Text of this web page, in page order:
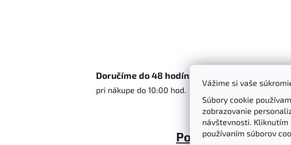
Vážime si vaše
Súbory cookie
zobrazovanie
návštevnosti.
používaním súborov
Doručíme do 48 hodín
pri nákupe do 10:00 hod.
Garancia
dôkladne
produkty
Popis